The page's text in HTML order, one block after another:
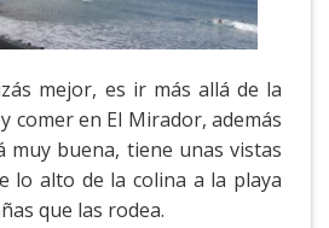
mejor, es ir más allá de la
comer en El Mirador, además
muy buena, tiene unas vistas
lo alto de la colina a la playa
que las rodea.